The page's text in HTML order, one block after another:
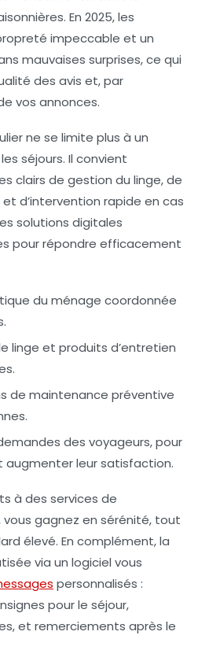
En 2025, les
impeccable et un
mauvaises surprises, ce qui
des avis et, par
vos annonces.
ne se limite plus à un
séjours. Il convient
clairs de gestion du linge, de
d’intervention rapide en cas
solutions digitales
pour répondre efficacement
du ménage coordonnée
linge et produits d’entretien
de maintenance préventive
des voyageurs, pour
augmenter leur satisfaction.
à des services de
gagnez en sérénité, tout
élevé. En complément, la
via un logiciel vous
personnalisés :
pour le séjour,
et remerciements après le